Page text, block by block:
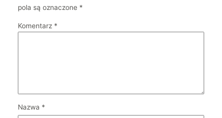
pola są oznaczone *
Komentarz *
Nazwa *